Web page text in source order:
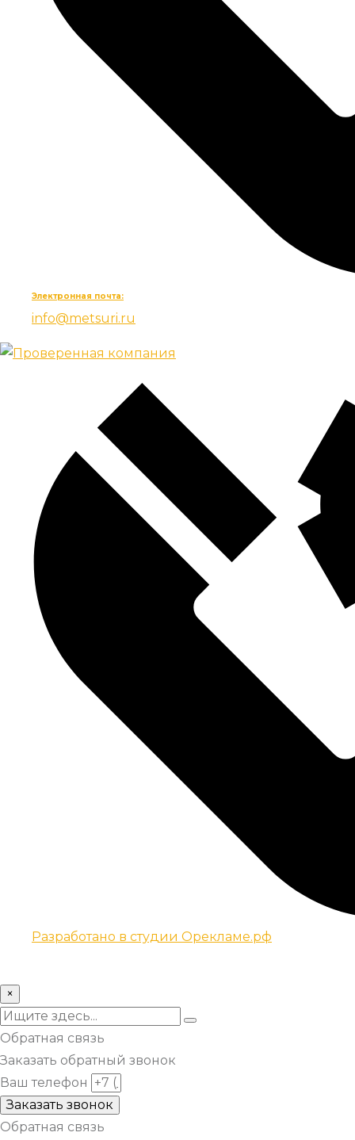
Электронная почта:
info@metsuri.ru
Разработано в студии Орекламе.рф
×
Обратная связь
Заказать обратный звонок
Ваш телефон
Заказать звонок
Обратная связь